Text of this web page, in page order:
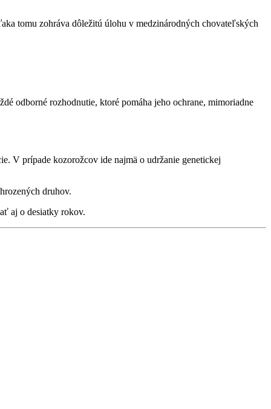
tomu zohráva dôležitú úlohu v medzinárodných chovateľských
odborné rozhodnutie, ktoré pomáha jeho ochrane, mimoriadne
V prípade kozorožcov ide najmä o udržanie genetickej
druhov.
aj o desiatky rokov.